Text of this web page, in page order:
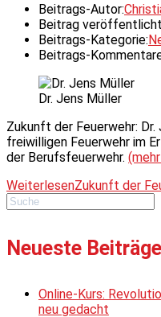
Beitrags-Autor:
Beitrag
Beitrags-Kategorie:
Beitrags-
Dr. Jens Müller
Zukunft der Feuerwehr:
freiwilligen Feuerwehr im
der Berufsfeuerwehr.
WeiterlesenZukunft der
Neueste Beiträge
Online-Kurs:
neu gedacht